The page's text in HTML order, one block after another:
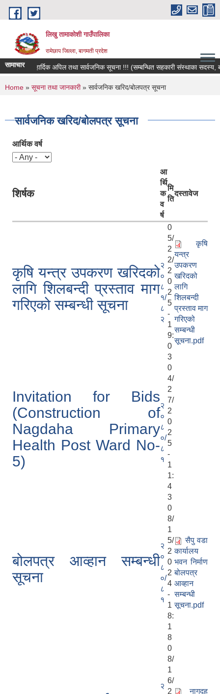
Skip to main content
लिखु तामाकोशी गाउँपालिका
रामेछाप जिल्ला, बागमती प्रदेश
सामाचारहार्दिक अपिल तथा सार्वजनिक सूचना !!! (सम्बन्धित सहकारी संस्थाका सदस्य,
You are here
Home » सूचना तथा जानकारी» सार्वजनिक खरिद/बोलपत्र सूचना
सार्वजनिक खरिद/बोलपत्र सूचना
आर्थिक वर्ष
शिर्षक
आ
र्थि
क
व
र्ष
मि
ति
दस्तावेज
कृषि यन्त्र उपकरण खरिदको
लागि शिलबन्दी प्रस्ताव माग
गरिएको सम्बन्धी सूचना
२
०
८
१/
८
२
0
5/
2
2/
2
0
2
5
-
1
9:
0
3
कृषि
यन्त्र
उपकरण
खरिदको
लागि
शिलबन्दी
प्रस्ताव माग
गरिएको
सम्बन्धी
सूचना.pdf
Invitation for Bids
(Construction of
Nagdaha Primary
Health Post Ward No-
5)
२
०
८
०/
८
१
0
4/
2
7/
2
0
2
5
-
1
1:
4
3
बोलपत्र आव्हान सम्बन्धी
सूचना
२
०
८
०/
८
१
0
8/
1
5/
2
0
2
4
-
1
8:
1
8
सैपु वडा
कार्यालय
भवन निर्माण
बोलपत्र
आव्हान
सम्बन्धी
सूचना.pdf
२
0
8/
1
6/
2
नागदह